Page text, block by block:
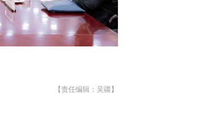
【责任编辑：吴疆】